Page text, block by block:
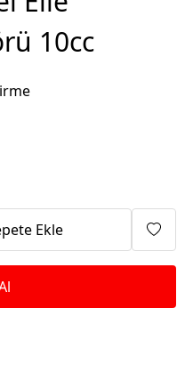
10cc
Ekle